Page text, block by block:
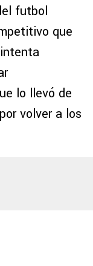
futbol
que
lo llevó de
volver a los